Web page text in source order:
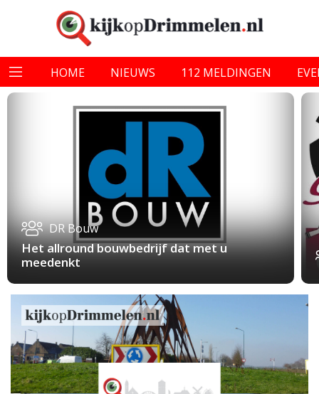
HOME NIEUWS 112 MELDINGEN
DR Bouw
Het allround bouwbedrijf dat met u
meedenkt